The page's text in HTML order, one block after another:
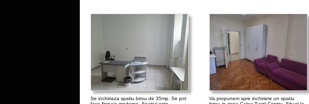
Se inchiriaza spatiu birou de 35mp. Se pot
Va propunem spre inchiriere un spatiu